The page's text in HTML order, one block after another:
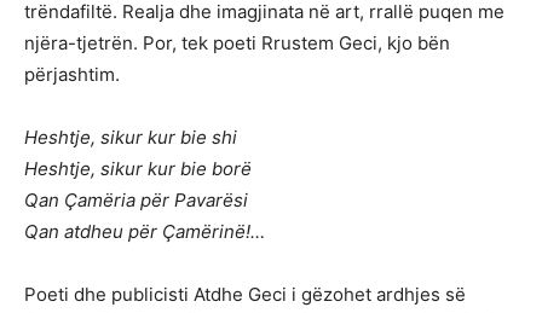
trëndafiltë. Realja dhe imagjinata në art, rrallë puqen me
njëra-tjetrën. Por, tek poeti Rrustem Geci, kjo bën
përjashtim.
Heshtje, sikur kur bie shi
Heshtje, sikur kur bie borë
Qan Çamëria për Pavarësi
Qan atdheu për Çamërinë!…
Poeti dhe publicisti Atdhe Geci i gëzohet ardhjes së